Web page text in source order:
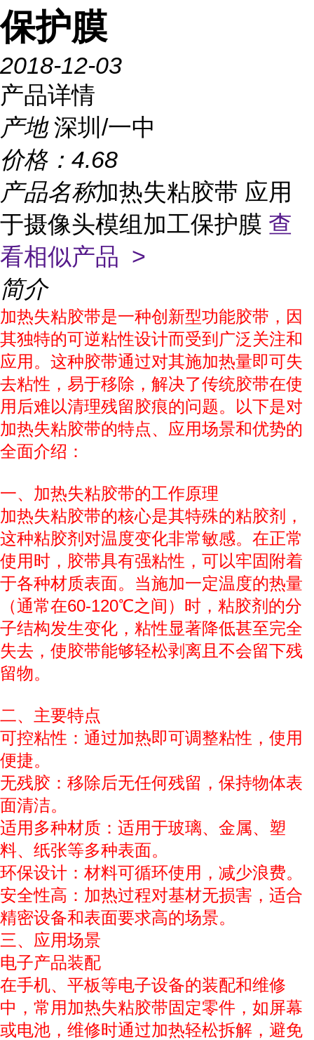
保护膜
2018-12-03
产品详情
产地 深圳/一中
价格： 4.68
产品名称加热失粘胶带 应用
于摄像头模组加工保护膜 查
看相似产品 >
简介
加热失粘胶带是一种创新型功能胶带，因
其独特的可逆粘性设计而受到广泛关注和
应用。这种胶带通过对其施加热量即可失
去粘性，易于移除，解决了传统胶带在使
用后难以清理残留胶痕的问题。以下是对
加热失粘胶带的特点、应用场景和优势的
全面介绍：
一、加热失粘胶带的工作原理
加热失粘胶带的核心是其特殊的粘胶剂，
这种粘胶剂对温度变化非常敏感。在正常
使用时，胶带具有强粘性，可以牢固附着
于各种材质表面。当施加一定温度的热量
（通常在60-120℃之间）时，粘胶剂的分
子结构发生变化，粘性显著降低甚至完全
失去，使胶带能够轻松剥离且不会留下残
留物。
二、主要特点
可控粘性：通过加热即可调整粘性，使用
便捷。
无残胶：移除后无任何残留，保持物体表
面清洁。
适用多种材质：适用于玻璃、金属、塑
料、纸张等多种表面。
环保设计：材料可循环使用，减少浪费。
安全性高：加热过程对基材无损害，适合
精密设备和表面要求高的场景。
三、应用场景
电子产品装配
在手机、平板等电子设备的装配和维修
中，常用加热失粘胶带固定零件，如屏幕
或电池，维修时通过加热轻松拆解，避免